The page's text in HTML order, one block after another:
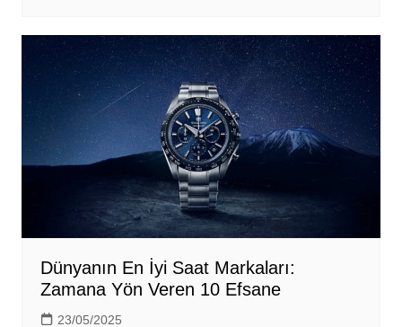
Dünyanın En İyi Saat Markaları:
Zamana Yön Veren 10 Efsane
23/05/2025